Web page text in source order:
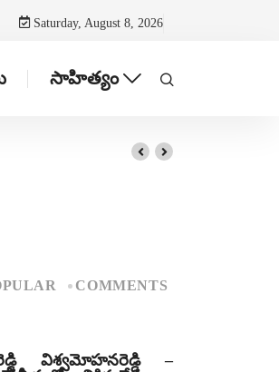
Saturday, August 8, 2026
సాహిత్యం
COMMENTS
విశ్వమోహనరెడ్డి –